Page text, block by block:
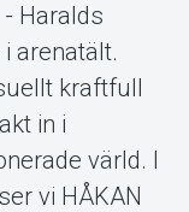
Haralds
arenatält.
kraftfull
in i
värld. I
vi HÅKAN